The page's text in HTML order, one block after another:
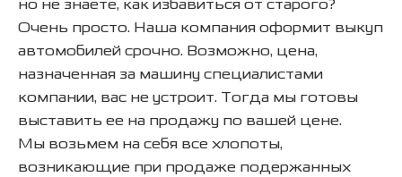
но не знаете, как избавиться от старого?
Очень просто. Наша компания оформит выкуп
автомобилей срочно. Возможно, цена,
назначенная за машину специалистами
компании, вас не устроит. Тогда мы готовы
выставить ее на продажу по вашей цене.
Мы возьмем на себя все хлопоты,
возникающие при продаже подержанных